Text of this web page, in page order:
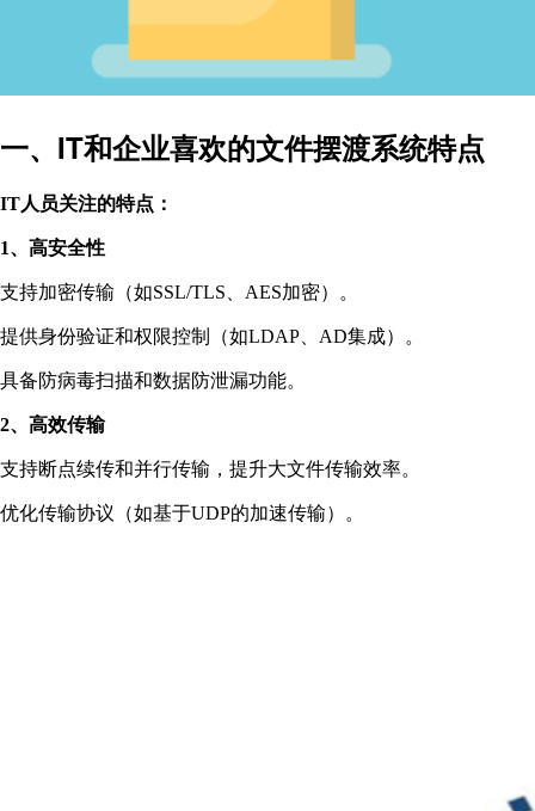
一、 IT和企业喜欢的文件摆渡系统特点
IT人员关注的特点：
1、高安全性
支持加密传输（如SSL/TLS、AES加密）。
提供身份验证和权限控制（如LDAP、AD集成）。
具备防病毒扫描和数据防泄漏功能。
2、高效传输
支持断点续传和并行传输，提升大文件传输效率。
优化传输协议（如基于UDP的加速传输）。